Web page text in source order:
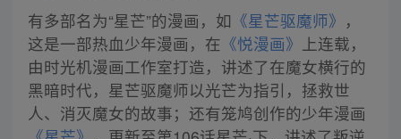
有多部名为“星芒”的漫画，如 《星芒驱魔师》 ，
这是一部热血少年漫画，在 《悦漫画》 上连载，
由时光机漫画工作室打造，讲述了在魔女横行的
黑暗时代，星芒驱魔师以光芒为指引，拯救世
人、消灭魔女的故事；还有笼鸠创作的少年漫画